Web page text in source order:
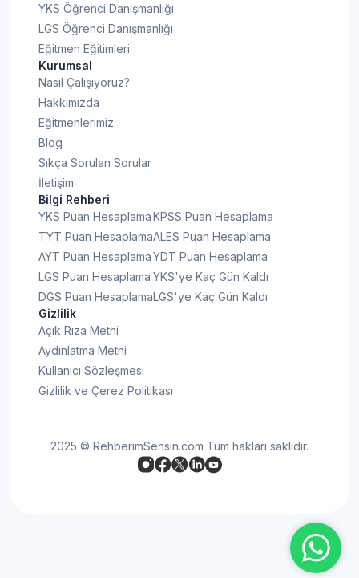
YKS Öğrenci Danışmanlığı
LGS Öğrenci Danışmanlığı
Eğitmen Eğitimleri
Kurumsal
Nasıl Çalışıyoruz?
Hakkımızda
Eğitmenlerimiz
Blog
Sıkça Sorulan Sorular
İletişim
Bilgi Rehberi
YKS Puan Hesaplama
TYT Puan Hesaplama
AYT Puan Hesaplama
LGS Puan Hesaplama
DGS Puan Hesaplama
KPSS Puan Hesaplama
ALES Puan Hesaplama
YDT Puan Hesaplama
YKS'ye Kaç Gün Kaldı
LGS'ye Kaç Gün Kaldı
Gizlilik
Açık Rıza Metni
Aydınlatma Metni
Kullanıcı Sözleşmesi
Gizlilik ve Çerez Politikası
2025 © RehberimSensin.com Tüm hakları saklıdır.